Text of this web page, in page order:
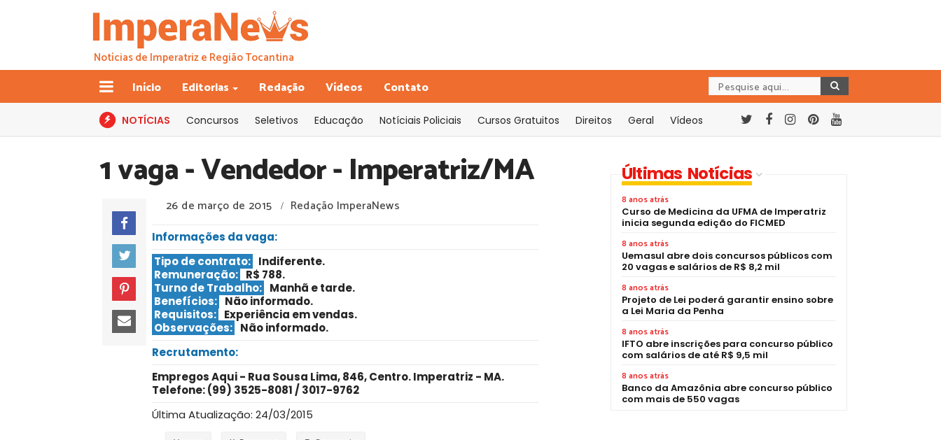
Notícias de Imperatriz e Região Tocantina
Início Editorias Redação Vídeos Contato
NOTÍCIAS Concursos Seletivos Educação Notíciais Policiais Cursos Gratuitos Direitos Geral Vídeos
1 vaga - Vendedor - Imperatriz/MA
26 de março de 2015 / Redação ImperaNews
Informações da vaga:
Tipo de contrato: Indiferente.
Remuneração: R$ 788.
Turno de Trabalho: Manhã e tarde.
Benefícios: Não informado.
Requisitos: Experiência em vendas.
Observações: Não informado.
Recrutamento:
Empregos Aqui - Rua Sousa Lima, 846, Centro. Imperatriz - MA.
Telefone: (99) 3525-8081 / 3017-9762
Última Atualização: 24/03/2015
Últimas Notícias
8 anos atrás
Curso de Medicina da UFMA de Imperatriz
inicia segunda edição do FICMED
8 anos atrás
Uemasul abre dois concursos públicos com
20 vagas e salários de R$ 8,2 mil
8 anos atrás
Projeto de Lei poderá garantir ensino sobre
a Lei Maria da Penha
8 anos atrás
IFTO abre inscrições para concurso público
com salários de até R$ 9,5 mil
8 anos atrás
Banco da Amazônia abre concurso público
com mais de 550 vagas